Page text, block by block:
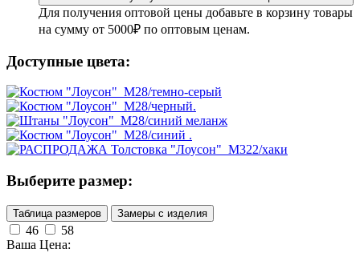
Для получения оптовой цены добавьте в корзину товары
на сумму от 5000₽ по оптовым ценам.
Доступные цвета:
Выберите размер:
Таблица размеров Замеры с изделия
46
58
Ваша Цена: